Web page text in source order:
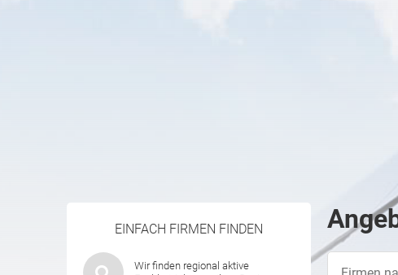
EINFACH FIRMEN FINDEN
Wir finden regional aktive